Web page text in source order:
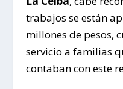
trabajos se están
millones de pesos,
servicio a familias
contaban con este